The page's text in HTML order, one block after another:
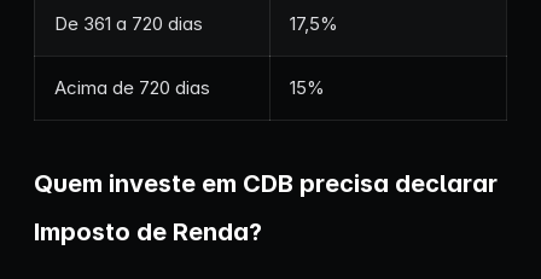
De 361 a 720 dias 17,5%
Acima de 720 dias 15%
Quem investe em CDB precisa declarar
Imposto de Renda?